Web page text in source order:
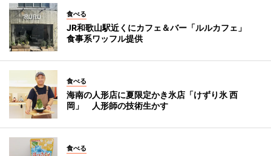
食べる
JR和歌山駅近くにカフェ＆バー「ルルカフェ」
食事系ワッフル提供
食べる
海南の人形店に夏限定かき氷店「けずり氷 西
岡」 人形師の技術生かす
食べる